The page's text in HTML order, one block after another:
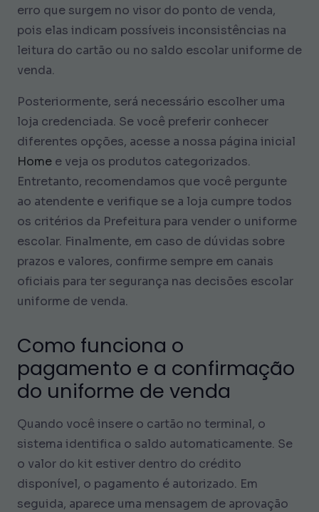
erro que surgem no visor do ponto de venda,
pois elas indicam possíveis inconsistências na
leitura do cartão ou no saldo escolar uniforme de
venda.
Posteriormente, será necessário escolher uma
loja credenciada. Se você preferir conhecer
diferentes opções, acesse a nossa página inicial
Home e veja os produtos categorizados.
Entretanto, recomendamos que você pergunte
ao atendente e verifique se a loja cumpre todos
os critérios da Prefeitura para vender o uniforme
escolar. Finalmente, em caso de dúvidas sobre
prazos e valores, confirme sempre em canais
oficiais para ter segurança nas decisões escolar
uniforme de venda.
Como funciona o
pagamento e a confirmação
do uniforme de venda
Quando você insere o cartão no terminal, o
sistema identifica o saldo automaticamente. Se
o valor do kit estiver dentro do crédito
disponível, o pagamento é autorizado. Em
seguida, aparece uma mensagem de aprovação